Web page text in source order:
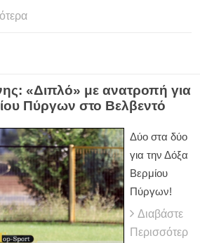
«Διπλό» με ανατροπή για
Πύργων στο Βελβεντό
Δύο στα δύο
για την Δόξα
Βερμίου
Πύργων!
Διαβάστε
Περισσότερ